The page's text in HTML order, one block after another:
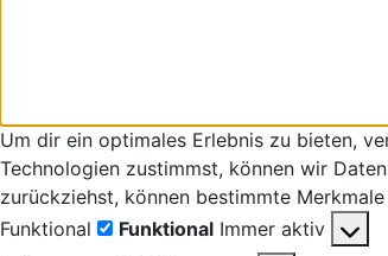
Um dir ein optimales Erlebnis zu bieten,
Technologien zustimmst, können wir
zurückziehst, können bestimmte
Funktional
Funktional Immer aktiv